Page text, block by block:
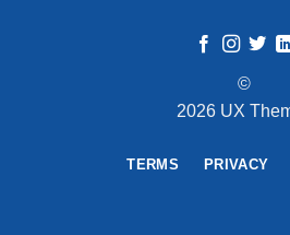
©
2026 UX
TERMS PRIVACY